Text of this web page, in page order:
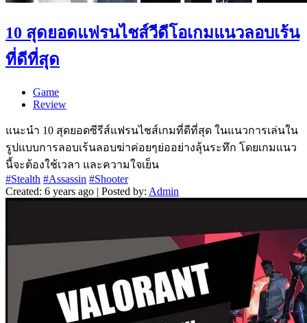
10 สุดยอดแฟรนไชส์วีดีโอเกมแนวลอบเร้น
ที่ดีที่สุด
Game
Review
แนะนำ 10 สุดยอดซีรีส์แฟรนไชส์เกมที่ดีที่สุด ในแนวการเล่นใน
รูปแบบการลอบเร้นลอบฆ่าค่อยๆย่ออย่างลุ้นระทึก โดยเกมแนว
นี้จะต้องใช้เวลา และความใจเย็น
#Stealth #Assassin #Shooter
Created: 6 years ago | Posted by: Admin